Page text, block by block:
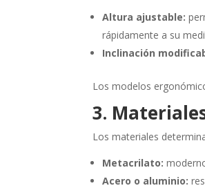
Altura ajustable:
rápidamente a su
Inclinación
Los modelos
3.
Los materiales
Metacrilato:
Acero o aluminio: